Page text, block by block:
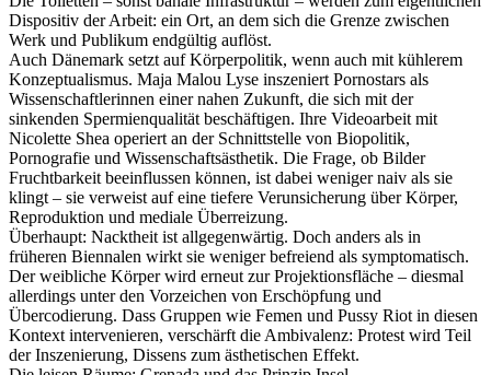
Dispositiv der Arbeit: ein Ort, an dem sich die Grenze zwischen
Werk und Publikum endgültig auflöst.
Auch Dänemark setzt auf Körperpolitik, wenn auch mit kühlerem
Konzeptualismus. Maja Malou Lyse inszeniert Pornostars als
Wissenschaftlerinnen einer nahen Zukunft, die sich mit der
sinkenden Spermienqualität beschäftigen. Ihre Videoarbeit mit
Nicolette Shea operiert an der Schnittstelle von Biopolitik,
Pornografie und Wissenschaftsästhetik. Die Frage, ob Bilder
Fruchtbarkeit beeinflussen können, ist dabei weniger naiv als sie
klingt – sie verweist auf eine tiefere Verunsicherung über Körper,
Reproduktion und mediale Überreizung.
Überhaupt: Nacktheit ist allgegenwärtig. Doch anders als in
früheren Biennalen wirkt sie weniger befreiend als symptomatisch.
Der weibliche Körper wird erneut zur Projektionsfläche – diesmal
allerdings unter den Vorzeichen von Erschöpfung und
Übercodierung. Dass Gruppen wie Femen und Pussy Riot in diesen
Kontext intervenieren, verschärft die Ambivalenz: Protest wird Teil
der Inszenierung, Dissens zum ästhetischen Effekt.